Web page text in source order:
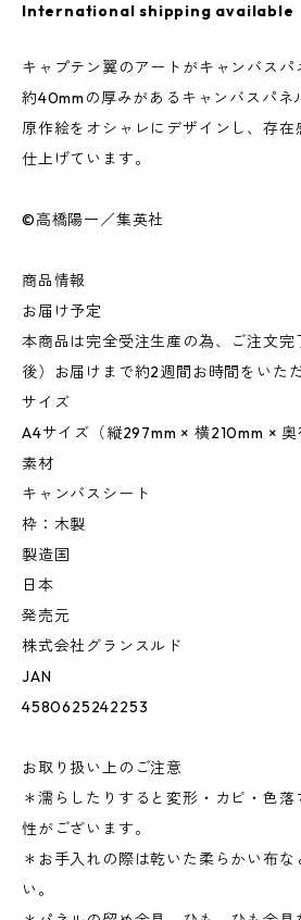
International shipping available
キャプテン翼のアートがキャンバスパ
約40mmの厚みがあるキャンバスパネ
原作絵をオシャレにデザインし、存在
仕上げています。
©高橋陽一／集英社
商品情報
お届け予定
本商品は完全受注生産の為、ご注文
後）お届けまで約2週間お時間をいた
サイズ
A4サイズ（縦297mm × 横210mm × 奥
素材
キャンバスシート
枠：木製
製造国
日本
発売元
株式会社グランスルド
JAN
4580625242253
お取り扱い上のご注意
＊濡らしたりすると変形・カビ・色
性がございます。
＊お手入れの際は乾いた柔らかい布
い。